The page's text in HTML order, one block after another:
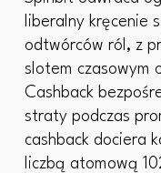
liberalny kręcenie
odtwórców ról, z
slotem czasowym
Cashback
straty podczas
cashback dociera
liczbą atomową